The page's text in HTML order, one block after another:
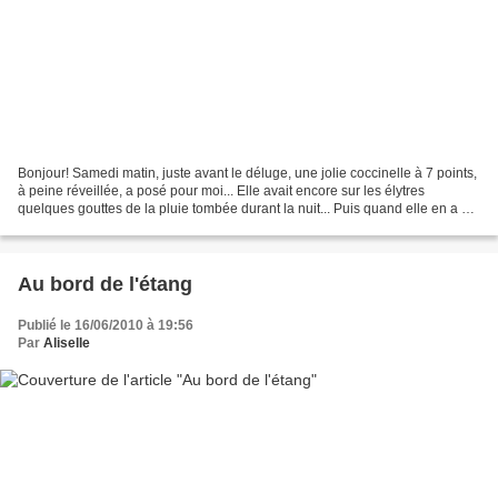
Bonjour! Samedi matin, juste avant le déluge, une jolie coccinelle à 7 points,
à peine réveillée, a posé pour moi... Elle avait encore sur les élytres
quelques gouttes de la pluie tombée durant la nuit... Puis quand elle en a eu
Au bord de l'étang
Publié le 16/06/2010 à 19:56
Par Aliselle